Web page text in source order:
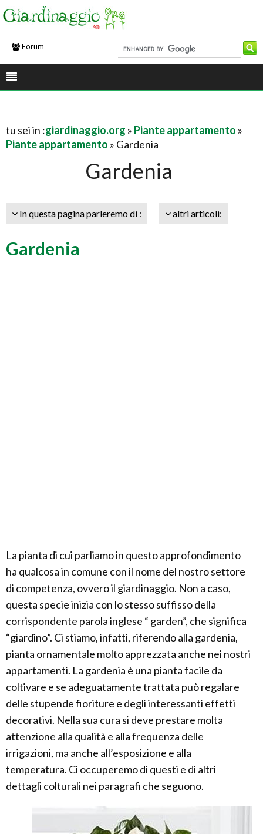
Forum
tu sei in :giardinaggio.org » Piante appartamento »
Piante appartamento » Gardenia
Gardenia
In questa pagina parleremo di : altri articoli:
Gardenia
La pianta di cui parliamo in questo approfondimento
ha qualcosa in comune con il nome del nostro settore
di competenza, ovvero il giardinaggio. Non a caso,
questa specie inizia con lo stesso suffisso della
corrispondente parola inglese “ garden”, che significa
“giardino”. Ci stiamo, infatti, riferendo alla gardenia,
pianta ornamentale molto apprezzata anche nei nostri
appartamenti. La gardenia è una pianta facile da
coltivare e se adeguatamente trattata può regalare
delle stupende fioriture e degli interessanti effetti
decorativi. Nella sua cura si deve prestare molta
attenzione alla qualità e alla frequenza delle
irrigazioni, ma anche all’esposizione e alla
temperatura. Ci occuperemo di questi e di altri
dettagli colturali nei paragrafi che seguono.